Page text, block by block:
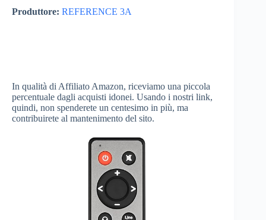
Produttore: REFERENCE 3A
In qualità di Affiliato Amazon, riceviamo una piccola
percentuale dagli acquisti idonei. Usando i nostri link,
quindi, non spenderete un centesimo in più, ma
contribuirete al mantenimento del sito.